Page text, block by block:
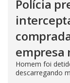
Polícia
empresa
Homem foi
descarregando